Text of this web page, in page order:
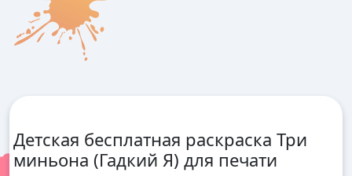
Детская бесплатная раскраска Три
миньона (Гадкий Я) для печати